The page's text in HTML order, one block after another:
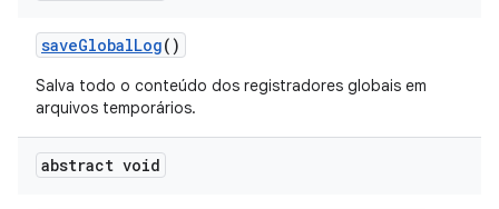
saveGlobalLog()
Salva todo o conteúdo dos registradores globais em
arquivos temporários.
abstract void